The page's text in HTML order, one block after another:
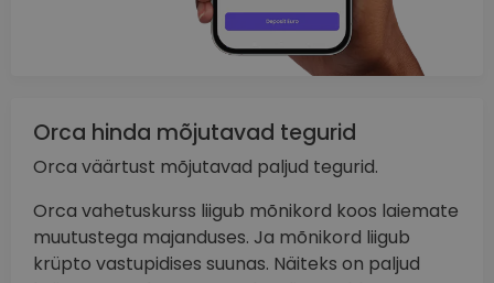
Orca hinda mõjutavad tegurid
Orca väärtust mõjutavad paljud tegurid.
Orca vahetuskurss liigub mõnikord koos laiemate
muutustega majanduses. Ja mõnikord liigub
krüpto vastupidises suunas. Näiteks on paljud